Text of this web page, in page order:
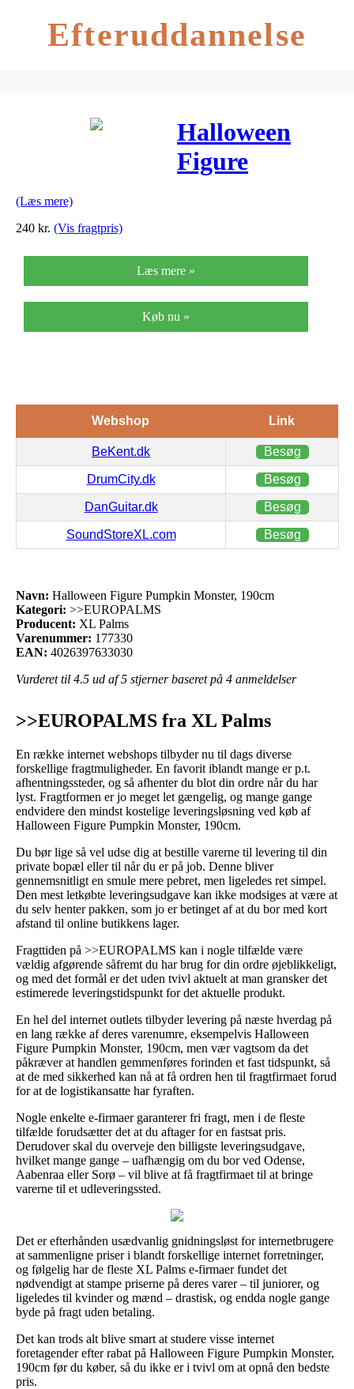
Efteruddannelse
Halloween
Figure
190cm
(Læs mere)
240 kr. (Vis fragtpris)
Læs mere »
Køb nu »
Webshop Link
BeKent.dk Besøg
DrumCity.dk Besøg
DanGuitar.dk Besøg
SoundStoreXL.com Besøg
Navn: Halloween Figure Pumpkin Monster, 190cm
Kategori: >>EUROPALMS
Producent: XL Palms
Varenummer: 177330
EAN: 4026397633030
Vurderet til 4.5 ud af 5 stjerner baseret på 4 anmeldelser
>>EUROPALMS fra XL Palms
En række internet webshops tilbyder nu til dags diverse
forskellige fragtmuligheder. En favorit iblandt mange er p.t.
afhentningssteder, og så afhenter du blot din ordre når du har
lyst. Fragtformen er jo meget let gængelig, og mange gange
endvidere den mindst kostelige leveringsløsning ved køb af
Halloween Figure Pumpkin Monster, 190cm.
Du bør lige så vel udse dig at bestille varerne til levering til din
private bopæl eller til når du er på job. Denne bliver
gennemsnitligt en smule mere pebret, men ligeledes ret simpel.
Den mest letkøbte leveringsudgave kan ikke modsiges at være at
du selv henter pakken, som jo er betinget af at du bor med kort
afstand til online butikkens lager.
Fragttiden på >>EUROPALMS kan i nogle tilfælde være
vældig afgørende såfremt du har brug for din ordre øjeblikkeligt,
og med det formål er det uden tvivl aktuelt at man gransker det
estimerede leveringstidspunkt for det aktuelle produkt.
En hel del internet outlets tilbyder levering på næste hverdag på
en lang række af deres varenumre, eksempelvis Halloween
Figure Pumpkin Monster, 190cm, men vær vagtsom da det
påkræver at handlen gemmenføres forinden et fast tidspunkt, så
at de med sikkerhed kan nå at få ordren hen til fragtfirmaet forud
for at de logistikansatte har fyraften.
Nogle enkelte e-firmaer garanterer fri fragt, men i de fleste
tilfælde forudsætter det at du aftager for en fastsat pris.
Derudover skal du overveje den billigste leveringsudgave,
hvilket mange gange – uafhængig om du bor ved Odense,
Aabenraa eller Sorø – vil blive at få fragtfirmaet til at bringe
varerne til et udleveringssted.
Det er efterhånden usædvanlig gnidningsløst for internetbrugere
at sammenligne priser i blandt forskellige internet forretninger,
og følgelig har de fleste XL Palms e-firmaer fundet det
nødvendigt at stampe priserne på deres varer – til juniorer, og
ligeledes til kvinder og mænd – drastisk, og endda nogle gange
byde på fragt uden betaling.
Det kan trods alt blive smart at studere visse internet
foretagender efter rabat på Halloween Figure Pumpkin Monster,
190cm før du køber, så du ikke er i tvivl om at opnå den bedste
pris.